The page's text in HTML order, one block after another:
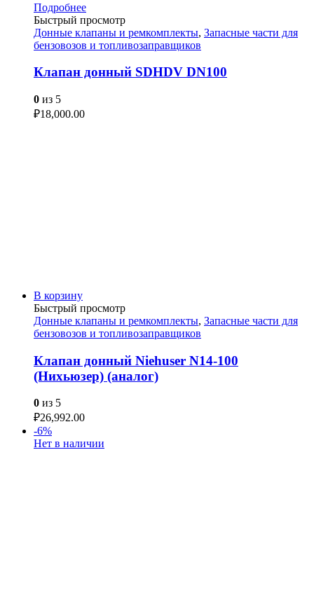
Подробнее
Быстрый просмотр
Донные клапаны и ремкомплекты, Запасные части для
бензовозов и топливозаправщиков
Клапан донный SDHDV DN100
0 из 5
₽18,000.00
В корзину
Быстрый просмотр
Донные клапаны и ремкомплекты, Запасные части для
бензовозов и топливозаправщиков
Клапан донный Niehuser N14-100
(Нихьюзер) (аналог)
0 из 5
₽26,992.00
-6%
Нет в наличии